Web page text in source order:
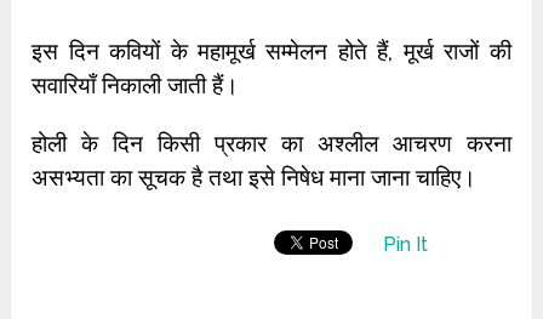
इस दिन कवियों के महामूर्ख सम्मेलन होते हैं, मूर्ख राजों की
सवारियाँ निकाली जाती हैं।
होली के दिन किसी प्रकार का अश्लील आचरण करना
असभ्यता का सूचक है तथा इसे निषेध माना जाना चाहिए।
Pin It